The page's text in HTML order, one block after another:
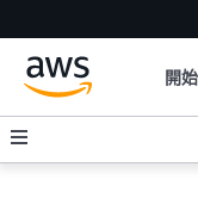
開